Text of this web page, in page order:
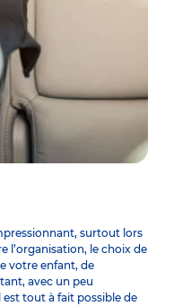
surtout lors
l’organisation, le choix de
votre enfant, de
avec un peu
est tout à fait possible de